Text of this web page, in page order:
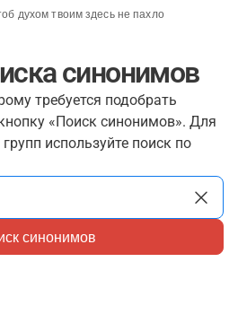
духом твоим здесь не пахло
синонимов
требуется подобрать
«Поиск синонимов». Для
используйте поиск по
синонимов